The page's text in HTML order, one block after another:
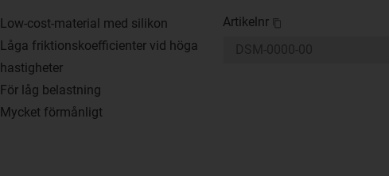
Low-cost-material med silikon
Låga friktionskoefficienter vid höga
hastigheter
För låg belastning
Mycket förmånligt
Artikelnr